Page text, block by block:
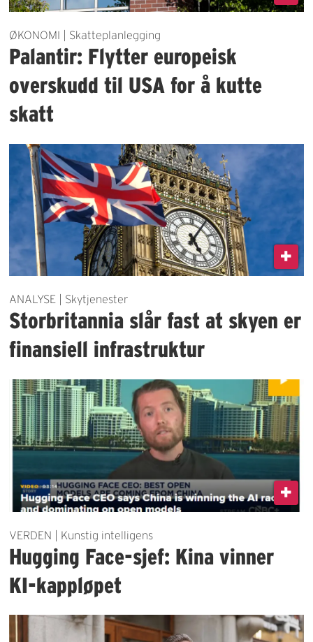
ØKONOMI | Skatteplanlegging
Palantir: Flytter europeisk
overskudd til USA for å kutte
skatt
ANALYSE | Skytjenester
Storbritannia slår fast at skyen er
finansiell infrastruktur
VERDEN | Kunstig intelligens
Hugging Face-sjef: Kina vinner
KI-kappløpet